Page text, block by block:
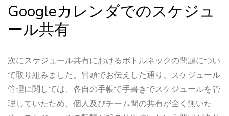
Googleカレンダでのスケジュ
ール共有
次にスケジュール共有におけるボトルネックの問題につい
て取り組みました。冒頭でお伝えした通り、スケジュール
管理に関しては、各自の手帳で手書きでスケジュールを管
理していたため、個人及びチーム間の共有が全く無いた